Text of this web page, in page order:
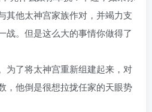
其他太神宫家族作对，并竭力支
战。但是这么大的事情你做得了
为了将太神宫重新组建起来，对
，他倒是很想拉拢任家的天眼势